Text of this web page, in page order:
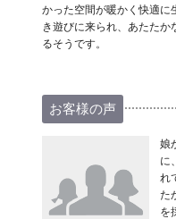
かった空間が暖かく快適に
き遊びに来られ、あたた
るそうです。
お客様の声
娘
に
れ
た
を